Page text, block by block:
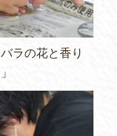
ラの花と香り